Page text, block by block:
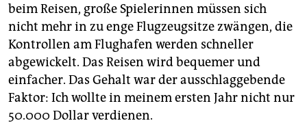
beim Reisen, große Spielerinnen müssen sich
nicht mehr in zu enge Flugzeugsitze zwängen, die
Kontrollen am Flughafen werden schneller
abgewickelt. Das Reisen wird bequemer und
einfacher. Das Gehalt war der ausschlaggebende
Faktor: Ich wollte in meinem ersten Jahr nicht nur
50.000 Dollar verdienen.